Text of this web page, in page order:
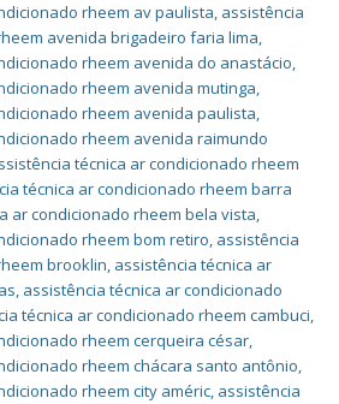
rheem av paulista, assistência
avenida brigadeiro faria lima,
rheem avenida do anastácio,
rheem avenida mutinga,
rheem avenida paulista,
rheem avenida raimundo
técnica ar condicionado rheem
técnica ar condicionado rheem barra
ar condicionado rheem bela vista,
rheem bom retiro, assistência
brooklin, assistência técnica ar
, assistência técnica ar condicionado
técnica ar condicionado rheem cambuci,
rheem cerqueira césar,
rheem chácara santo antônio,
rheem city améric, assistência